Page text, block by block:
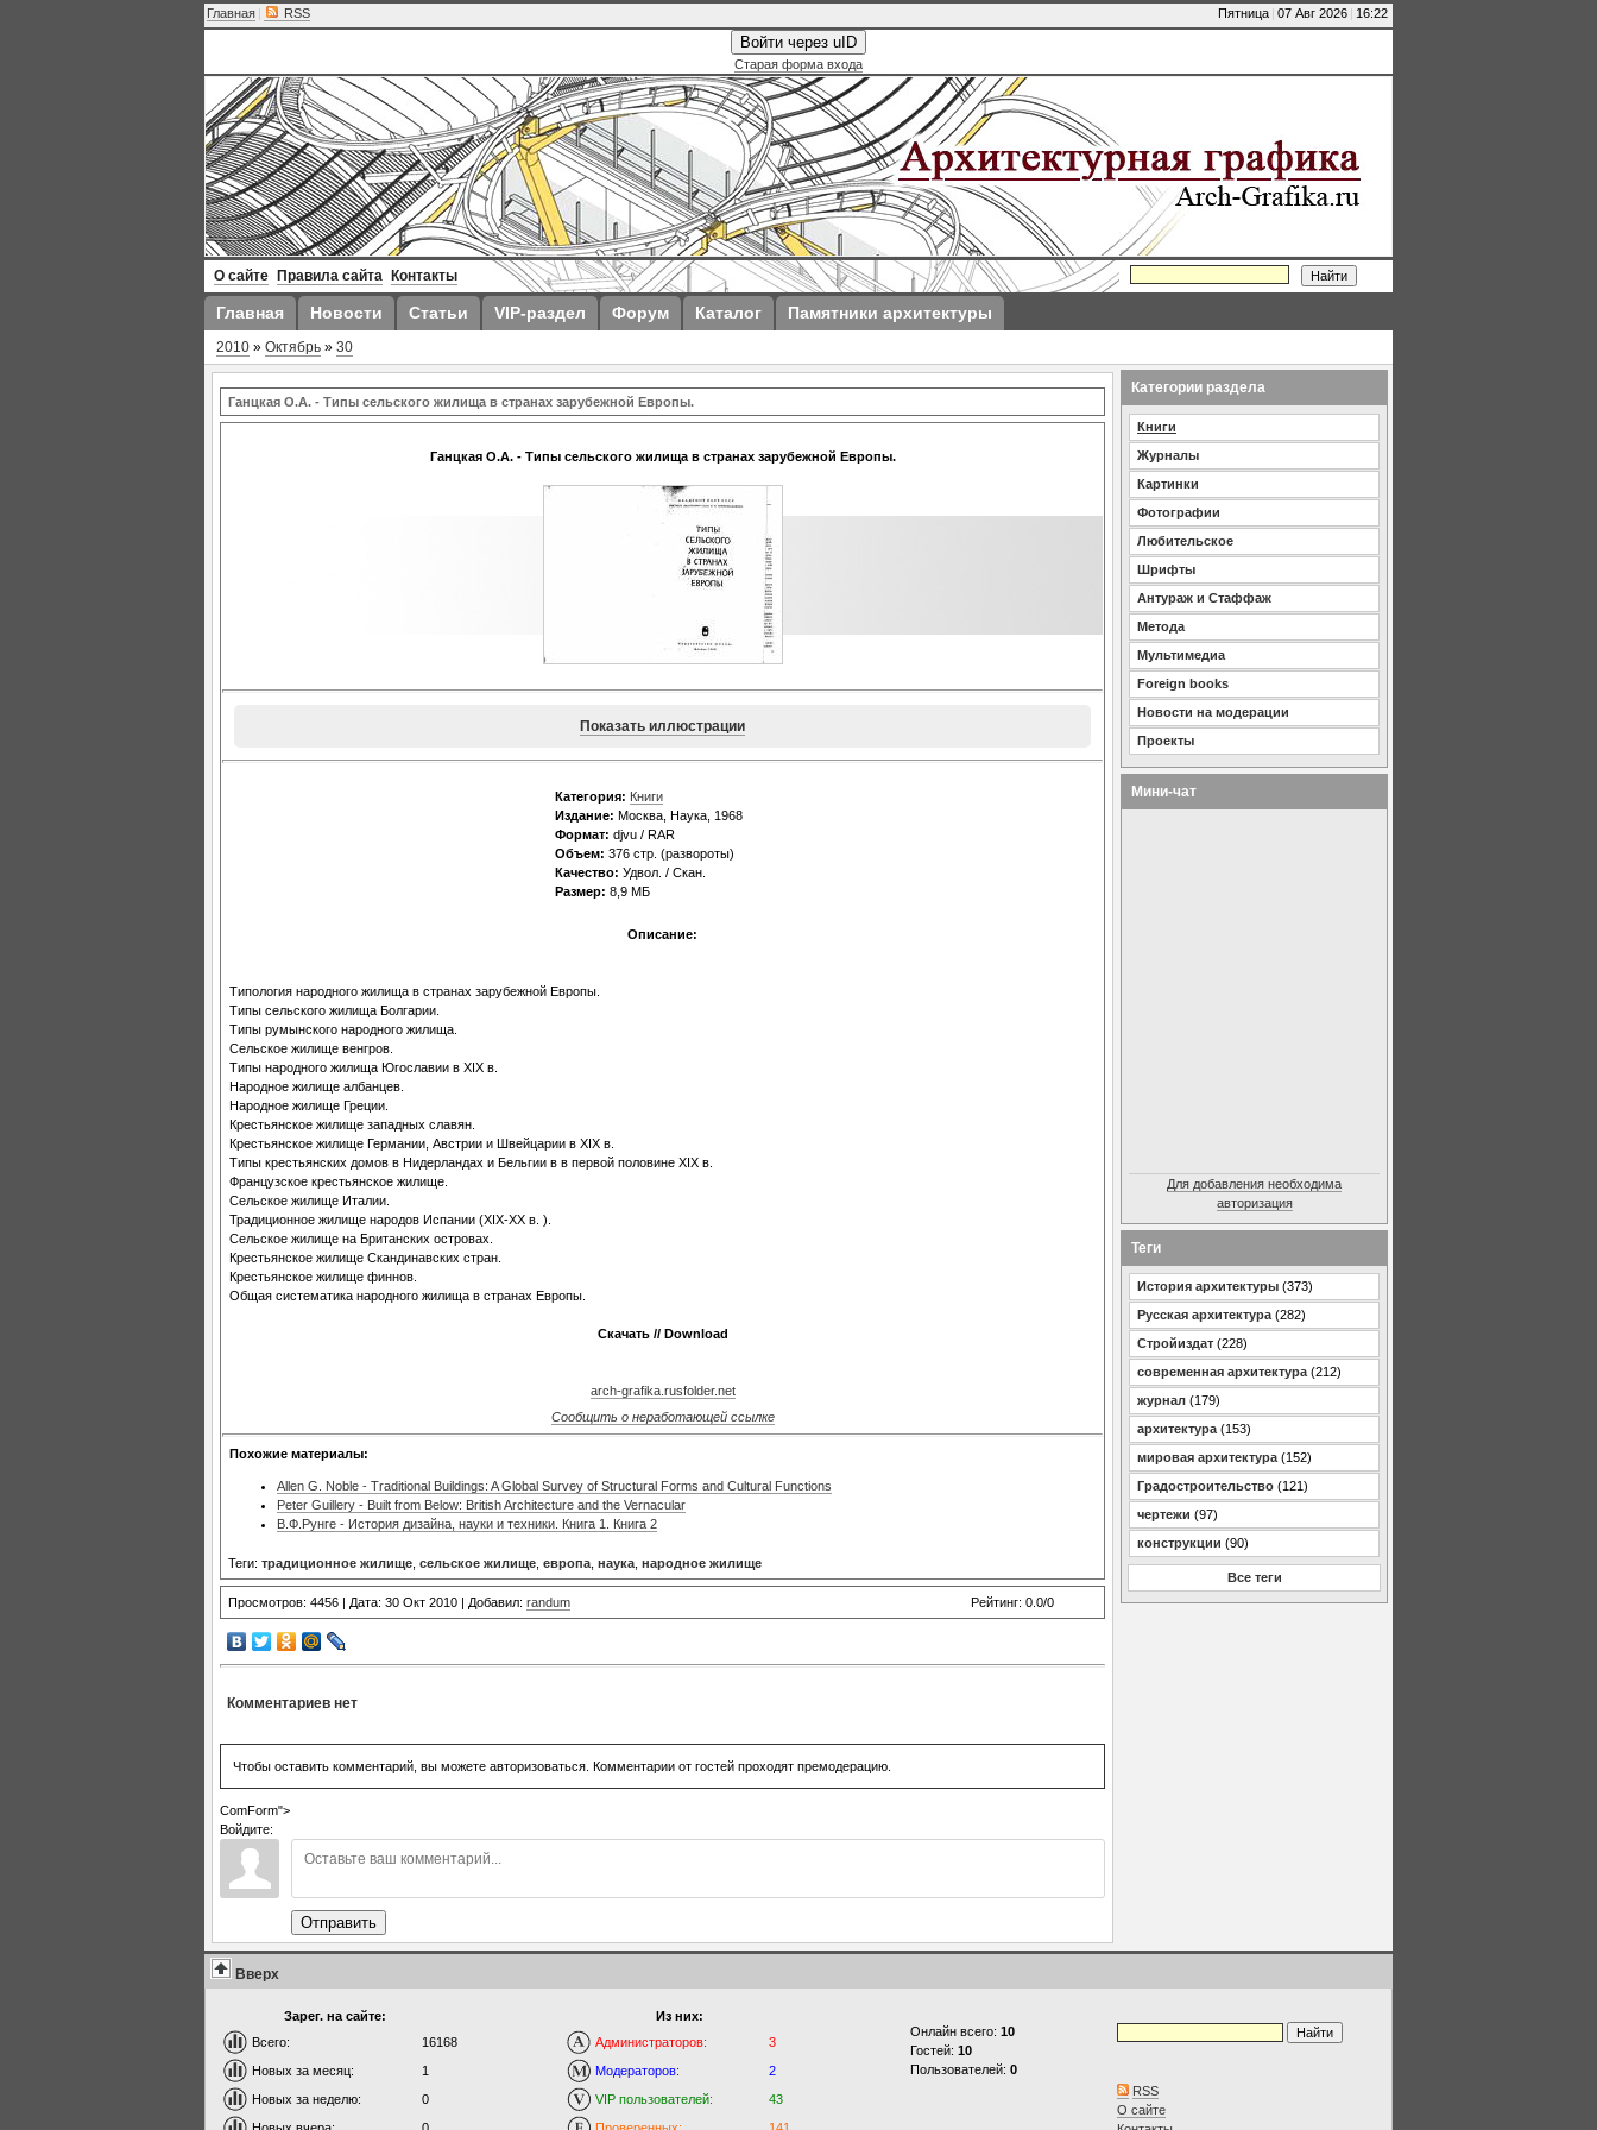
Пятница | 07 Авг 2026 | 16:22
Главная | RSS
Войти через uID
Старая форма входа
О сайте Правила сайта Контакты
Главная Новости Статьи VIP-раздел Форум Каталог Памятники архитектуры
2010 » Октябрь » 30
Ганцкая О.А. - Типы сельского жилища в странах зарубежной Европы.
Ганцкая О.А. - Типы сельского жилища в странах зарубежной Европы.
Показать иллюстрации
Категория: Книги
Издание: Москва, Наука, 1968
Формат: djvu / RAR
Объем: 376 стр. (развороты)
Качество: Удвол. / Скан.
Размер: 8,9 МБ
Описание:
Типология народного жилища в странах зарубежной Европы.
Типы сельского жилища Болгарии.
Типы румынского народного жилища.
Сельское жилище венгров.
Типы народного жилища Югославии в XIX в.
Народное жилище албанцев.
Народное жилище Греции.
Крестьянское жилище западных славян.
Крестьянское жилище Германии, Австрии и Швейцарии в XIX в.
Типы крестьянских домов в Нидерландах и Бельгии в в первой половине XIX в.
Французское крестьянское жилище.
Сельское жилище Италии.
Традиционное жилище народов Испании (XIX-XX в. ).
Сельское жилище на Британских островах.
Крестьянское жилище Скандинавских стран.
Крестьянское жилище финнов.
Общая систематика народного жилища в странах Европы.
Скачать // Download
arch-grafika.rusfolder.net
Сообщить о неработающей ссылке
Похожие материалы:
Allen G. Noble - Traditional Buildings: A Global Survey of Structural Forms and Cultural Functions
Peter Guillery - Built from Below: British Architecture and the Vernacular
В.Ф.Рунге - История дизайна, науки и техники. Книга 1. Книга 2
Теги: традиционное жилище сельское жилище европа наука народное жилище
Просмотров: 4456 | Дата: 30 Окт 2010 | Добавил: randum Рейтинг: 0.0/0
Комментариев нет
Чтобы оставить комментарий, вы можете авторизоваться. Комментарии от гостей проходят премодерацию.
ComForm">
Войдите:
Отправить
Категории раздела
Книги
Журналы
Картинки
Фотографии
Любительское
Шрифты
Антураж и Стаффаж
Метода
Мультимедиа
Foreign books
Новости на модерации
Проекты
Мини-чат
Для добавления необходима
авторизация
Теги
История архитектуры (373)
Русская архитектура (282)
Стройиздат (228)
современная архитектура (212)
журнал (179)
архитектура (153)
мировая архитектура (152)
Градостроительство (121)
чертежи (97)
конструкции (90)
Все теги
Вверх
Зарег. на сайте:
Всего:
16168
Новых за месяц:
1
Новых за неделю:
0
Из них:
Администраторов:
3
Модераторов:
2
VIP пользователей:
43
Онлайн всего: 10
Гостей: 10
Пользователей: 0
RSS
О сайте